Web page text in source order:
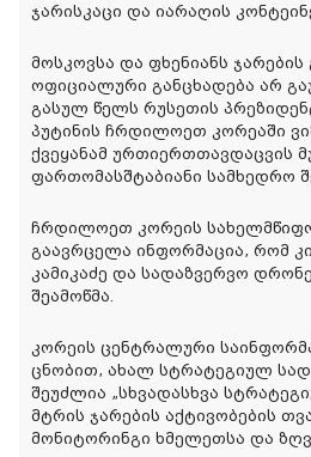
ჯარისკაცი და იარაღის
მოსკოვსა და ფხენიანს ჯარების
ოფიციალური განცხადება არ
გასულ წელს რუსეთის
პუტინის ჩრდილოეთ კორეაში
ქვეყანამ ურთიერთთავდაცვის
ფართომასშტაბიანი სამხედრო
ჩრდილოეთ კორეის
გაავრცელა ინფორმაცია, რომ
კამიკაძე და სადაზვერვო
შეამოწმა.
კორეის ცენტრალური
ცნობით, ახალ სტრატეგიულ
შეუძლია „სხვადასხვა
მტრის ჯარების აქტივობების
მონიტორინგი ხმელეთსა და